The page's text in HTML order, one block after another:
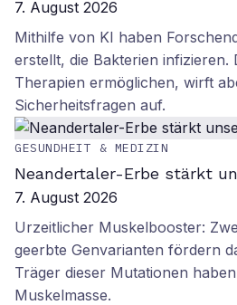
7. August 2026
Mithilfe von KI haben
erstellt, die Bakterien infizieren.
Therapien ermöglichen, wirft
Sicherheitsfragen auf.
GESUNDHEIT & MEDIZIN
Neandertaler-Erbe stärkt
7. August 2026
Urzeitlicher Muskelbooster:
geerbte Genvarianten fördern
Träger dieser Mutationen
Muskelmasse.